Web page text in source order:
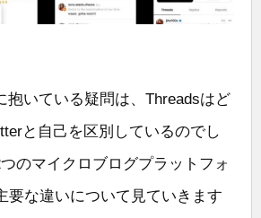
抱いている疑問は、Threadsはど
と自己を区別しているのでし
のマイクロブログプラットフォ
要な違いについて見ていきます